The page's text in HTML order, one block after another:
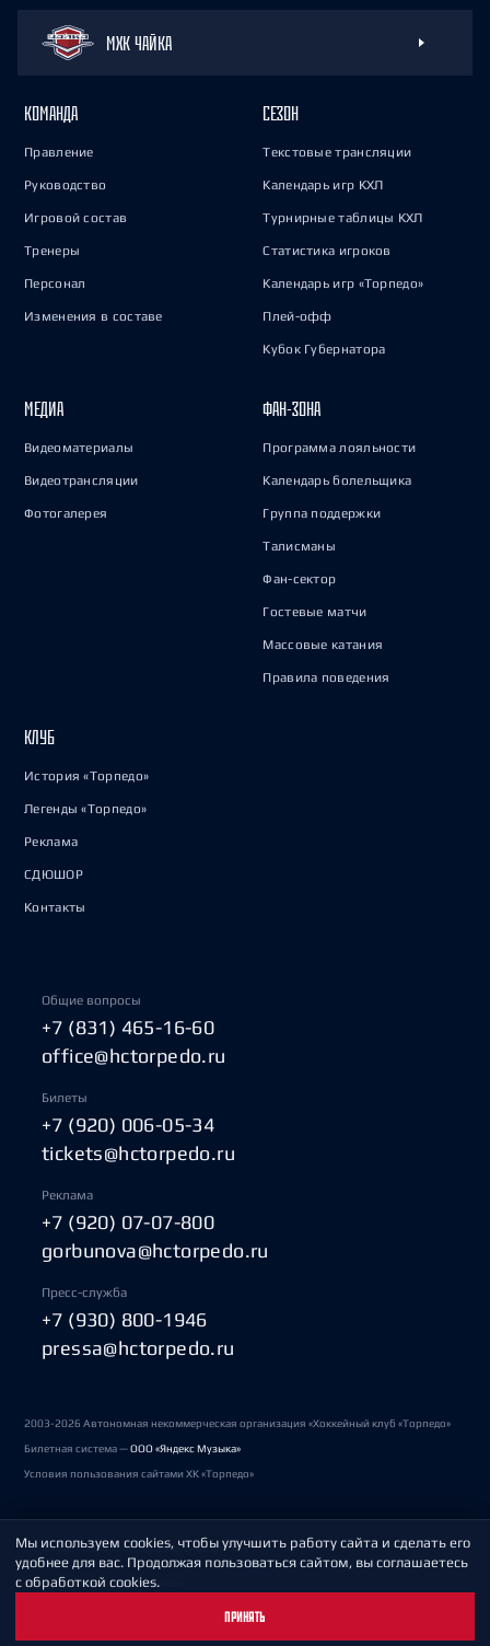
МХК ЧАЙКА
КОМАНДА
Правление
Руководство
Игровой состав
Тренеры
Персонал
Изменения в составе
СЕЗОН
Текстовые трансляции
Календарь игр КХЛ
Турнирные таблицы КХЛ
Статистика игроков
Календарь игр «Торпедо»
Плей-офф
Кубок Губернатора
МЕДИА
Видеоматериалы
Видеотрансляции
Фотогалерея
ФАН-ЗОНА
Программа лояльности
Календарь болельщика
Группа поддержки
Талисманы
Фан-сектор
Гостевые матчи
Массовые катания
Правила поведения
КЛУБ
История «Торпедо»
Легенды «Торпедо»
Реклама
СДЮШОР
Контакты
Общие вопросы
+7 (831) 465-16-60
office@hctorpedo.ru
Билеты
+7 (920) 006-05-34
tickets@hctorpedo.ru
Реклама
+7 (920) 07-07-800
gorbunova@hctorpedo.ru
Пресс-служба
+7 (930) 800-1946
pressa@hctorpedo.ru
2003-2026 Автономная некоммерческая организация «Хоккейный клуб «Торпедо»
Билетная система —ООО «Яндекс Музыка»
Условия пользования сайтами ХК «Торпедо»
Политика обработки персональных данных
Пользовательское соглашение
Мы используем cookies, чтобы улучшить работу сайта и сделать его
удобнее для вас. Продолжая пользоваться сайтом, вы соглашаетесь
с обработкой cookies.
ПРИНЯТЬ